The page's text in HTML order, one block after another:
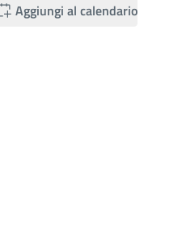
Aggiungi al calendario